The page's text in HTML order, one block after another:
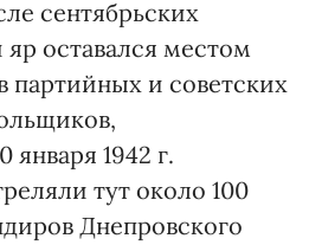
сентябрьских
яр оставался местом
партийных и советских
января 1942 г.
тут около 100
Днепровского